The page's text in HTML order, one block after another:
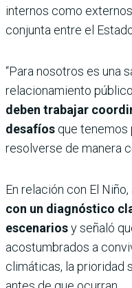
internos como
conjunta entre el
“Para nosotros es una
relacionamiento
deben trabajar
desafíos que tenemos
resolverse de manera
En relación con El
con un diagnóstico
escenariosy señaló
acostumbrados a
climáticas, la prioridad